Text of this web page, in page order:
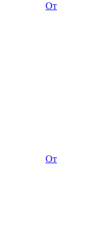
От
От